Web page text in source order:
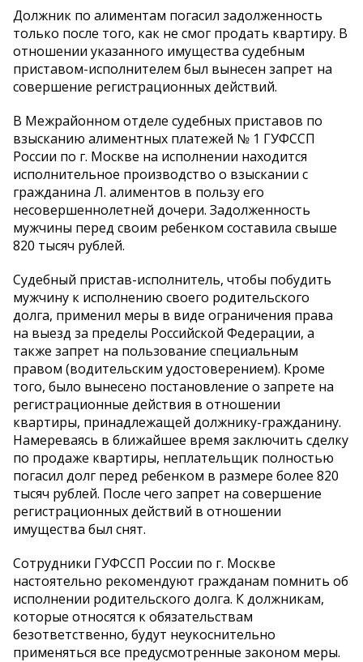
Должник по алиментам погасил задолженность
только после того, как не смог продать квартиру. В
отношении указанного имущества судебным
приставом-исполнителем был вынесен запрет на
совершение регистрационных действий.
В Межрайонном отделе судебных приставов по
взысканию алиментных платежей № 1 ГУФССП
России по г. Москве на исполнении находится
исполнительное производство о взыскании с
гражданина Л. алиментов в пользу его
несовершеннолетней дочери. Задолженность
мужчины перед своим ребенком составила свыше
820 тысяч рублей.
Судебный пристав-исполнитель, чтобы побудить
мужчину к исполнению своего родительского
долга, применил меры в виде ограничения права
на выезд за пределы Российской Федерации, а
также запрет на пользование специальным
правом (водительским удостоверением). Кроме
того, было вынесено постановление о запрете на
регистрационные действия в отношении
квартиры, принадлежащей должнику-гражданину.
Намереваясь в ближайшее время заключить сделку
по продаже квартиры, неплательщик полностью
погасил долг перед ребенком в размере более 820
тысяч рублей. После чего запрет на совершение
регистрационных действий в отношении
имущества был снят.
Сотрудники ГУФССП России по г. Москве
настоятельно рекомендуют гражданам помнить об
исполнении родительского долга. К должникам,
которые относятся к обязательствам
безответственно, будут неукоснительно
применяться все предусмотренные законом меры.